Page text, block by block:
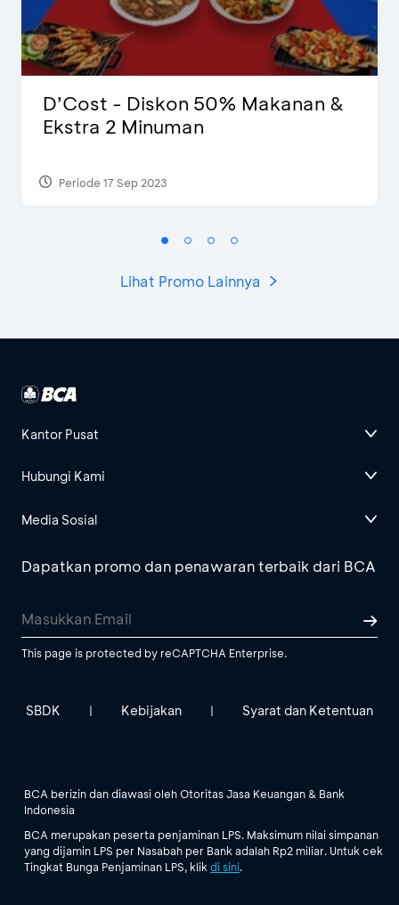
D’Cost - Diskon 50% Makanan &
Ekstra 2 Minuman
Periode 17 Sep 2023
Lihat Promo Lainnya
Kantor Pusat
Hubungi Kami
Media Sosial
Dapatkan promo dan penawaran terbaik dari BCA
This page is protected by reCAPTCHA Enterprise.
SBDK | Kebijakan | Syarat dan Ketentuan
BCA berizin dan diawasi oleh Otoritas Jasa Keuangan & Bank
Indonesia
BCA merupakan peserta penjaminan LPS. Maksimum nilai simpanan
yang dijamin LPS per Nasabah per Bank adalah Rp2 miliar. Untuk cek
Tingkat Bunga Penjaminan LPS, klik di sini.